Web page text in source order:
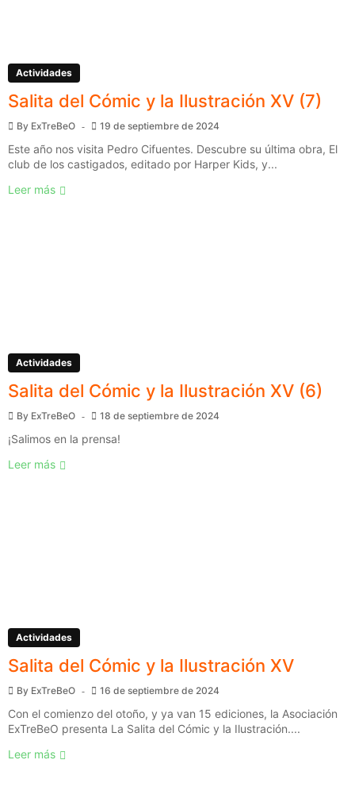
Actividades
Salita del Cómic y la Ilustración XV (7)
By ExTreBeO 19 de septiembre de 2024
Este año nos visita Pedro Cifuentes. Descubre su última obra, El
club de los castigados, editado por Harper Kids, y...
Leer más
Actividades
Salita del Cómic y la Ilustración XV (6)
By ExTreBeO 18 de septiembre de 2024
¡Salimos en la prensa!
Leer más
Actividades
Salita del Cómic y la Ilustración XV
By ExTreBeO 16 de septiembre de 2024
Con el comienzo del otoño, y ya van 15 ediciones, la Asociación
ExTreBeO presenta La Salita del Cómic y la Ilustración....
Leer más